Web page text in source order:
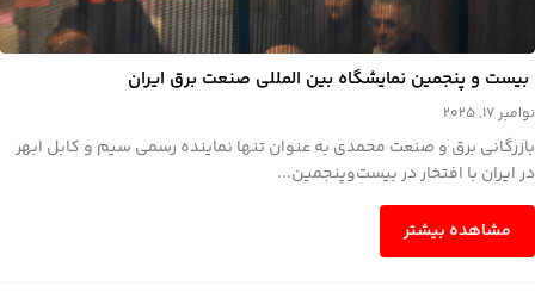
بیست و پنجمین نمایشگاه بین المللی صنعت برق ایران
نوامبر 17, 2025
بازرگانی برق و صنعت محمدی به عنوان تنها نماینده رسمی سیم و کابل ابهر
در ایران با افتخار در بیست‌وپنجمین...
مشاهده بیشتر